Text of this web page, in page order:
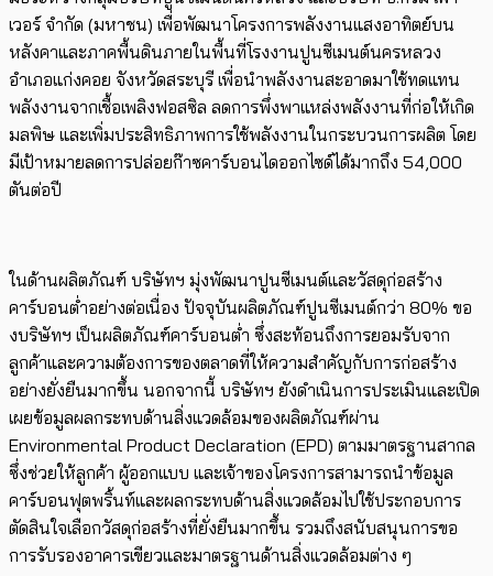
เวอร์ จำกัด (มหาชน) เพื่อพัฒนาโครงการพลังงานแสงอาทิตย์บน
หลังคาและภาคพื้นดินภายในพื้นที่โรงงานปูนซีเมนต์นครหลวง
อำเภอแก่งคอย จังหวัดสระบุรี เพื่อนำพลังงานสะอาดมาใช้ทดแทน
พลังงานจากเชื้อเพลิงฟอสซิล ลดการพึ่งพาแหล่งพลังงานที่ก่อให้เกิด
มลพิษ และเพิ่มประสิทธิภาพการใช้พลังงานในกระบวนการผลิต โดย
มีเป้าหมายลดการปล่อยก๊าซคาร์บอนไดออกไซด์ได้มากถึง 54,000
ตันต่อปี
ในด้านผลิตภัณฑ์ บริษัทฯ มุ่งพัฒนาปูนซีเมนต์และวัสดุก่อสร้าง
คาร์บอนต่ำอย่างต่อเนื่อง ปัจจุบันผลิตภัณฑ์ปูนซีเมนต์กว่า 80% ขอ
งบริษัทฯ เป็นผลิตภัณฑ์คาร์บอนต่ำ ซึ่งสะท้อนถึงการยอมรับจาก
ลูกค้าและความต้องการของตลาดที่ให้ความสำคัญกับการก่อสร้าง
อย่างยั่งยืนมากขึ้น นอกจากนี้ บริษัทฯ ยังดำเนินการประเมินและเปิด
เผยข้อมูลผลกระทบด้านสิ่งแวดล้อมของผลิตภัณฑ์ผ่าน
Environmental Product Declaration (EPD) ตามมาตรฐานสากล
ซึ่งช่วยให้ลูกค้า ผู้ออกแบบ และเจ้าของโครงการสามารถนำข้อมูล
คาร์บอนฟุตพริ้นท์และผลกระทบด้านสิ่งแวดล้อมไปใช้ประกอบการ
ตัดสินใจเลือกวัสดุก่อสร้างที่ยั่งยืนมากขึ้น รวมถึงสนับสนุนการขอ
การรับรองอาคารเขียวและมาตรฐานด้านสิ่งแวดล้อมต่าง ๆ